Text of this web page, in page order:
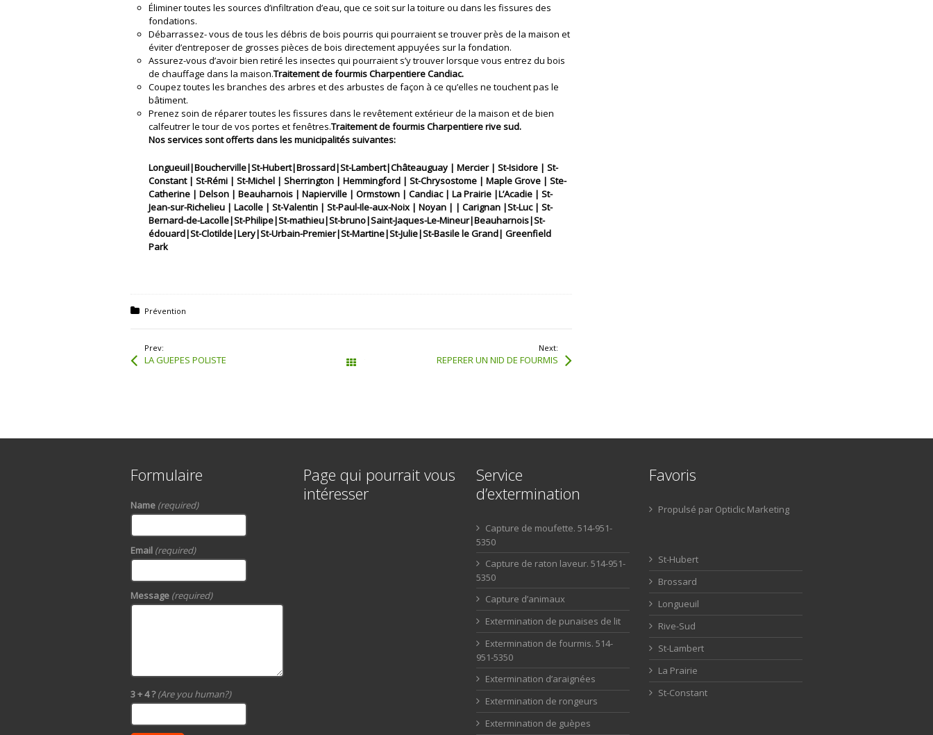
Éliminer toutes les sources d’infiltration d’eau, que ce soit sur la toiture ou dans les fissures des
fondations.
Débarrassez- vous de tous les débris de bois pourris qui pourraient se trouver près de la maison et
éviter d’entreposer de grosses pièces de bois directement appuyées sur la fondation.
Assurez-vous d’avoir bien retiré les insectes qui pourraient s’y trouver lorsque vous entrez du bois
de chauffage dans la maison.Traitement de fourmis Charpentiere Candiac.
Coupez toutes les branches des arbres et des arbustes de façon à ce qu’elles ne touchent pas le
bâtiment.
Prenez soin de réparer toutes les fissures dans le revêtement extérieur de la maison et de bien
calfeutrer le tour de vos portes et fenêtres.Traitement de fourmis Charpentiere rive sud.
Nos services sont offerts dans les municipalités suivantes:
Longueuil|Boucherville|St-Hubert|Brossard|St-Lambert|Châteauguay | Mercier | St-Isidore | St-
Constant | St-Rémi | St-Michel | Sherrington | Hemmingford | St-Chrysostome | Maple Grove | Ste-
Catherine | Delson | Beauharnois | Napierville | Ormstown | Candiac | La Prairie |L’Acadie | St-
Jean-sur-Richelieu | Lacolle | St-Valentin | St-Paul-Ile-aux-Noix | Noyan | | Carignan |St-Luc | St-
Bernard-de-Lacolle|St-Philipe|St-mathieu|St-bruno|Saint-Jaques-Le-Mineur|Beauharnois|St-
édouard|St-Clotilde|Lery|St-Urbain-Premier|St-Martine|St-Julie|St-Basile le Grand| Greenfield
Park
Posted in:
Prévention
Prev:
LA GUEPES POLISTE
Next:
REPERER UN NID DE FOURMIS
Formulaire
Name (required)
Email (required)
Message (required)
3 + 4 ?(Are you human?)
Page qui pourrait vous
intéresser
Service
d’extermination
Capture de moufette. 514-951-
5350
Capture de raton laveur. 514-951-
5350
Capture d’animaux
Extermination de punaises de lit
Extermination de fourmis. 514-
951-5350
Extermination d’araignées
Extermination de rongeurs
Extermination de guèpes
Favoris
Propulsé par Opticlic Marketing
St-Hubert
Brossard
Longueuil
Rive-Sud
St-Lambert
La Prairie
St-Constant